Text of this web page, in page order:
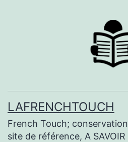
LAFRENCHTOUCH
French Touch; conservation
site de référence, A SAVOIR